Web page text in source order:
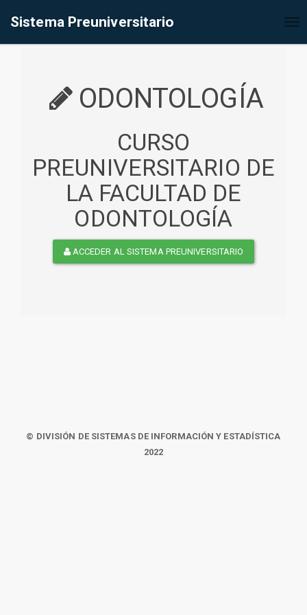
Sistema Preuniversitario
ODONTOLOGÍA
CURSO
PREUNIVERSITARIO DE
LA FACULTAD DE
ODONTOLOGÍA
ACCEDER AL SISTEMA PREUNIVERSITARIO
© DIVISIÓN DE SISTEMAS DE INFORMACIÓN Y ESTADÍSTICA
2022